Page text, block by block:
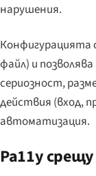
нарушения.
Конфигурацията
файл) и
сериозност,
действия (вход,
автоматизация.
Pa11y